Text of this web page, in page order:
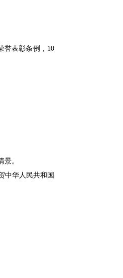
誉表彰条例，10
。
中华人民共和国